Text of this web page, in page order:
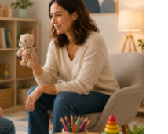
אודות
תואר
ראשון